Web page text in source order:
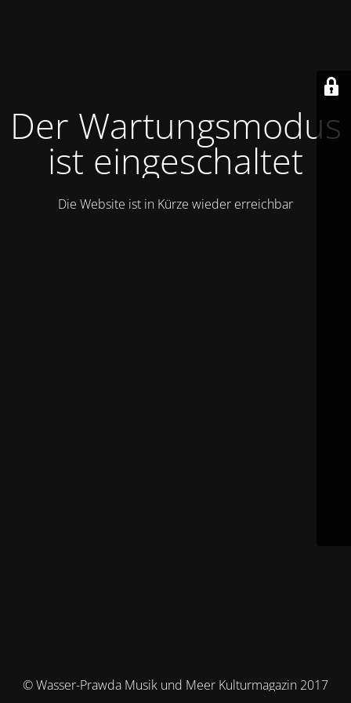
Der Wartungsmodus
ist eingeschaltet
Die Website ist in Kürze wieder erreichbar
© Wasser-Prawda Musik und Meer Kulturmagazin 2017